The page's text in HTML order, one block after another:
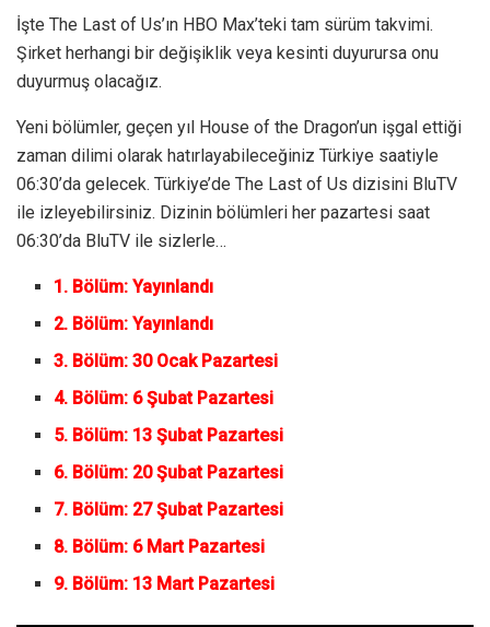
İşte The Last of Us’ın HBO Max’teki tam sürüm takvimi.
Şirket herhangi bir değişiklik veya kesinti duyurursa onu
duyurmuş olacağız.
Yeni bölümler, geçen yıl House of the Dragon’un işgal ettiği
zaman dilimi olarak hatırlayabileceğiniz Türkiye saatiyle
06:30’da gelecek. Türkiye’de The Last of Us dizisini BluTV
ile izleyebilirsiniz. Dizinin bölümleri her pazartesi saat
06:30’da BluTV ile sizlerle…
1. Bölüm: Yayınlandı
2. Bölüm: Yayınlandı
3. Bölüm: 30 Ocak Pazartesi
4. Bölüm: 6 Şubat Pazartesi
5. Bölüm: 13 Şubat Pazartesi
6. Bölüm: 20 Şubat Pazartesi
7. Bölüm: 27 Şubat Pazartesi
8. Bölüm: 6 Mart Pazartesi
9. Bölüm: 13 Mart Pazartesi